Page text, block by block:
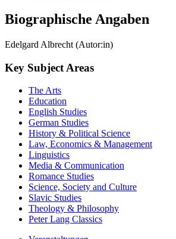
Biographische Angaben
Edelgard Albrecht (Autor:in)
Key Subject Areas
The Arts
Education
English Studies
German Studies
History & Political Science
Law, Economics & Management
Linguistics
Media & Communication
Romance Studies
Science, Society and Culture
Slavic Studies
Theology & Philosophy
Peter Lang Classics